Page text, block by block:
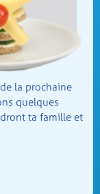
la prochaine
quelques
ta famille et